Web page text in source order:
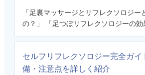
「足裏マッサージとリフレクソロジー
の？」 「足つぼリフレクソロジーの
セルフリフレクソロジー完全ガ
備・注意点を詳しく紹介